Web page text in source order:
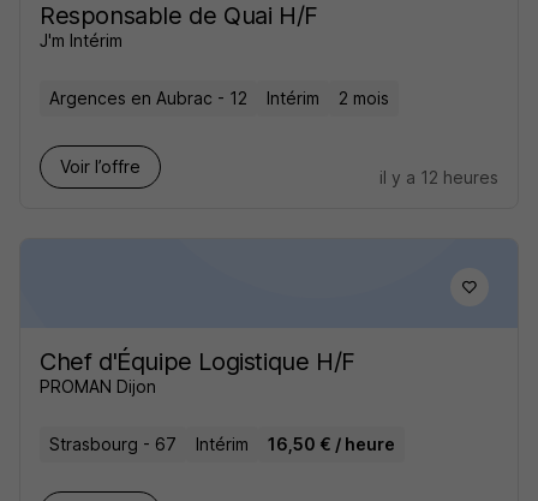
Responsable de Quai H/F
J'm Intérim
Argences en Aubrac - 12 Intérim 2 mois
Voir l’offre
il y a 12 heures
Chef d'Équipe Logistique H/F
PROMAN Dijon
Strasbourg - 67 Intérim 16,50 € / heure